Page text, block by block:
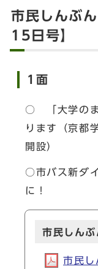
市民しんぶ
15日号】
1面
○ 「大学のま
ります（京都
開設）
○市バス新ダ
に！
市民しん
市民